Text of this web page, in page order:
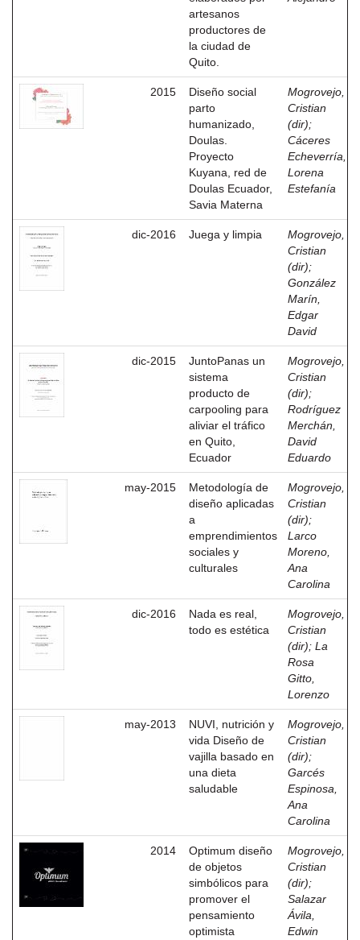
artesanos
productores de
la ciudad de
Quito.
2015
Diseño social
parto
humanizado,
Doulas.
Proyecto
Kuyana, red de
Doulas Ecuador,
Savia Materna
Mogrovejo,
Cristian
(dir);
Cáceres
Echeverría,
Lorena
Estefanía
dic-2016 Juega y limpia
Mogrovejo,
Cristian
(dir);
González
Marín,
Edgar
David
dic-2015
JuntoPanas un
sistema
producto de
carpooling para
aliviar el tráfico
en Quito,
Ecuador
Mogrovejo,
Cristian
(dir);
Rodríguez
Merchán,
David
Eduardo
may-2015
Metodología de
diseño aplicadas
a
emprendimientos
sociales y
culturales
Mogrovejo,
Cristian
(dir);
Larco
Moreno,
Ana
Carolina
dic-2016
Nada es real,
todo es estética
Mogrovejo,
Cristian
(dir); La
Rosa
Gitto,
Lorenzo
may-2013
NUVI, nutrición y
vida Diseño de
vajilla basado en
una dieta
saludable
Mogrovejo,
Cristian
(dir);
Garcés
Espinosa,
Ana
Carolina
2014
Optimum diseño
de objetos
simbólicos para
promover el
pensamiento
optimista
Mogrovejo,
Cristian
(dir);
Salazar
Ávila,
Edwin